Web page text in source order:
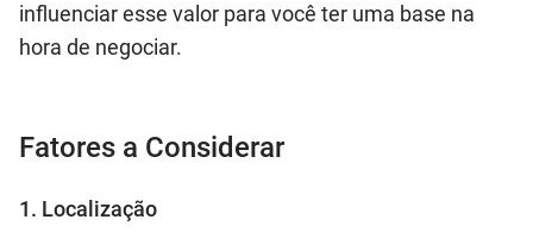
influenciar esse valor para você ter uma base na
hora de negociar.
Fatores a Considerar
1. Localização